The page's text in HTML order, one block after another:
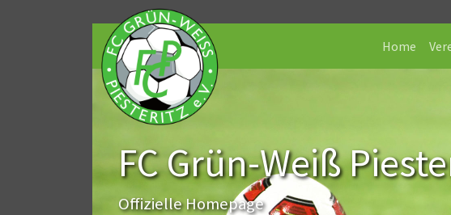
Home
FC Grün-Weiß
Offizielle Homepage